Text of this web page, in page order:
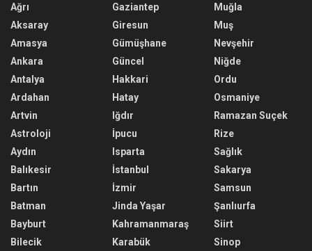
Ağrı
Aksaray
Amasya
Ankara
Antalya
Ardahan
Artvin
Astroloji
Aydın
Balıkesir
Bartın
Batman
Bayburt
Bilecik
Gaziantep
Giresun
Gümüşhane
Güncel
Hakkari
Hatay
Iğdır
İpucu
Isparta
İstanbul
İzmir
Jinda Yaşar
Kahramanmaraş
Karabük
Muğla
Muş
Nevşehir
Niğde
Ordu
Osmaniye
Ramazan Suçek
Rize
Sağlık
Sakarya
Samsun
Şanlıurfa
Siirt
Sinop